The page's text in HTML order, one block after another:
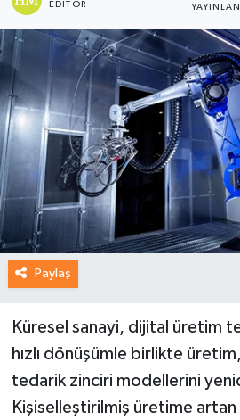
EDITÖR
Paylaş
Küresel sanayi, dijital üretim
hızlı dönüşümle birlikte
tedarik zinciri modellerini
Kişiselleştirilmiş üretime
MAGAZİN
SPOR